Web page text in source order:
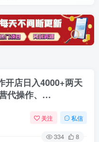
开店日入4000+两天
代操作、…
关注 私信
334 8